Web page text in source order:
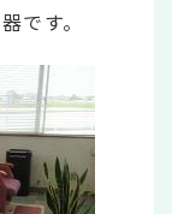
です。